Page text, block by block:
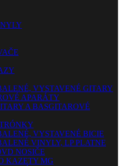
VYSTAVENÉ GITARY
APARÁTY
A BASGITAROVÉ
VYSTAVENÉ BICIE
VINYLY, LP PLATNE
NOSIČE
KAZETY MG